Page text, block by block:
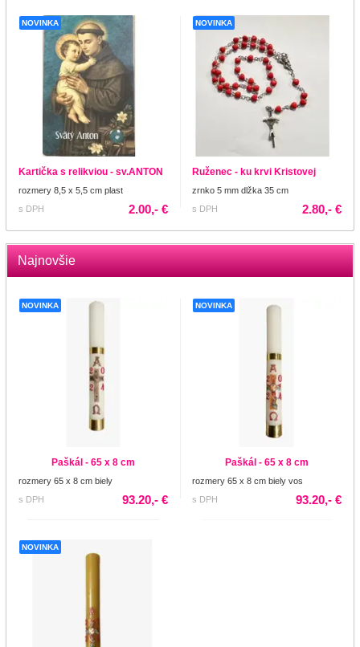
NOVINKA
Kartička s relikviou - sv.ANTON
rozmery 8,5 x 5,5 cm plast
s DPH
2.00,- €
NOVINKA
Ruženec - ku krvi Kristovej
zrnko 5 mm dlžka 35 cm
s DPH
2.80,- €
Najnovšie
NOVINKA
Paškál - 65 x 8 cm
rozmery 65 x 8 cm biely
s DPH
93.20,- €
NOVINKA
Paškál - 65 x 8 cm
rozmery 65 x 8 cm biely vos
s DPH
93.20,- €
NOVINKA